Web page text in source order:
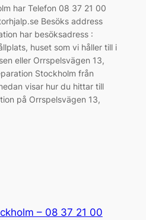
har Telefon 08 37 21 00
Besöks address
har besöksadress :
huset som vi håller till i
eller Orrspelsvägen 13,
Stockholm från
visar hur du hittar till
på Orrspelsvägen 13,
– 08 37 21 00